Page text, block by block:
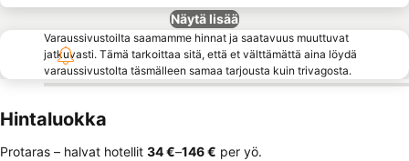
Näytä lisää
Varaussivustoilta saamamme hinnat ja saatavuus muuttuvat
jatkuvasti. Tämä tarkoittaa sitä, että et välttämättä aina löydä
varaussivustolta täsmälleen samaa tarjousta kuin trivagosta.
Hintaluokka
Protaras – halvat hotellit ‎34 €–‎146 € per yö.